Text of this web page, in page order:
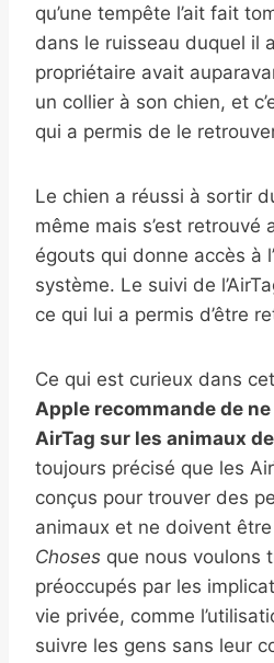
qu’une tempête l’ait fait
dans le ruisseau duquel il
propriétaire avait
un collier à son chien, et
qui a permis de le
Le chien a réussi à sortir
même mais s’est retrouvé
égouts qui donne accès à
système. Le suivi de
ce qui lui a permis d’être
Ce qui est curieux dans
Apple recommande de
AirTag sur les animaux
toujours précisé que les
conçus pour trouver des
animaux et ne doivent être
Choses que nous voulons
préoccupés par les
vie privée, comme
suivre les gens sans leur